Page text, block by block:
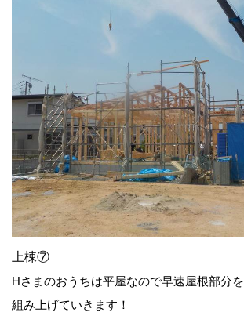
上棟⑦
Hさまのおうちは平屋なので早速屋根部分を
組み上げていきます！